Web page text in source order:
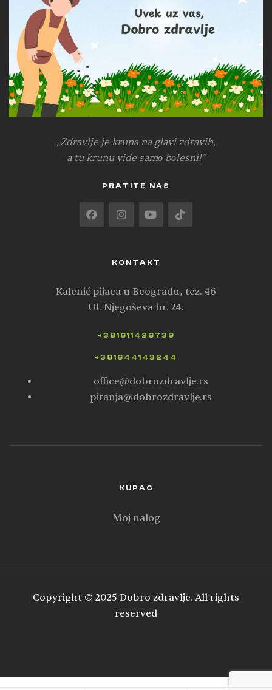
„Zdravlje je kruna na glavi zdravih,
a tu krunu vide samо bоlesni!“
PRATITE NAS
KUPAC
Moj nalog
KONTAKT
Kalenić pijaca u Beogradu, tez. 46
Ul. Njegoševa br. 24.
+381611426739
+381644143244
office@dobrozdravlje.rs
pitanja@dobrozdravlje.rs
Copyright © 2025 Dobro zdravlje. All rights
reserved